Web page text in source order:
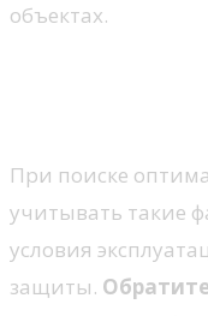
объектах.
При поиске
учитывать такие
условия
защиты.